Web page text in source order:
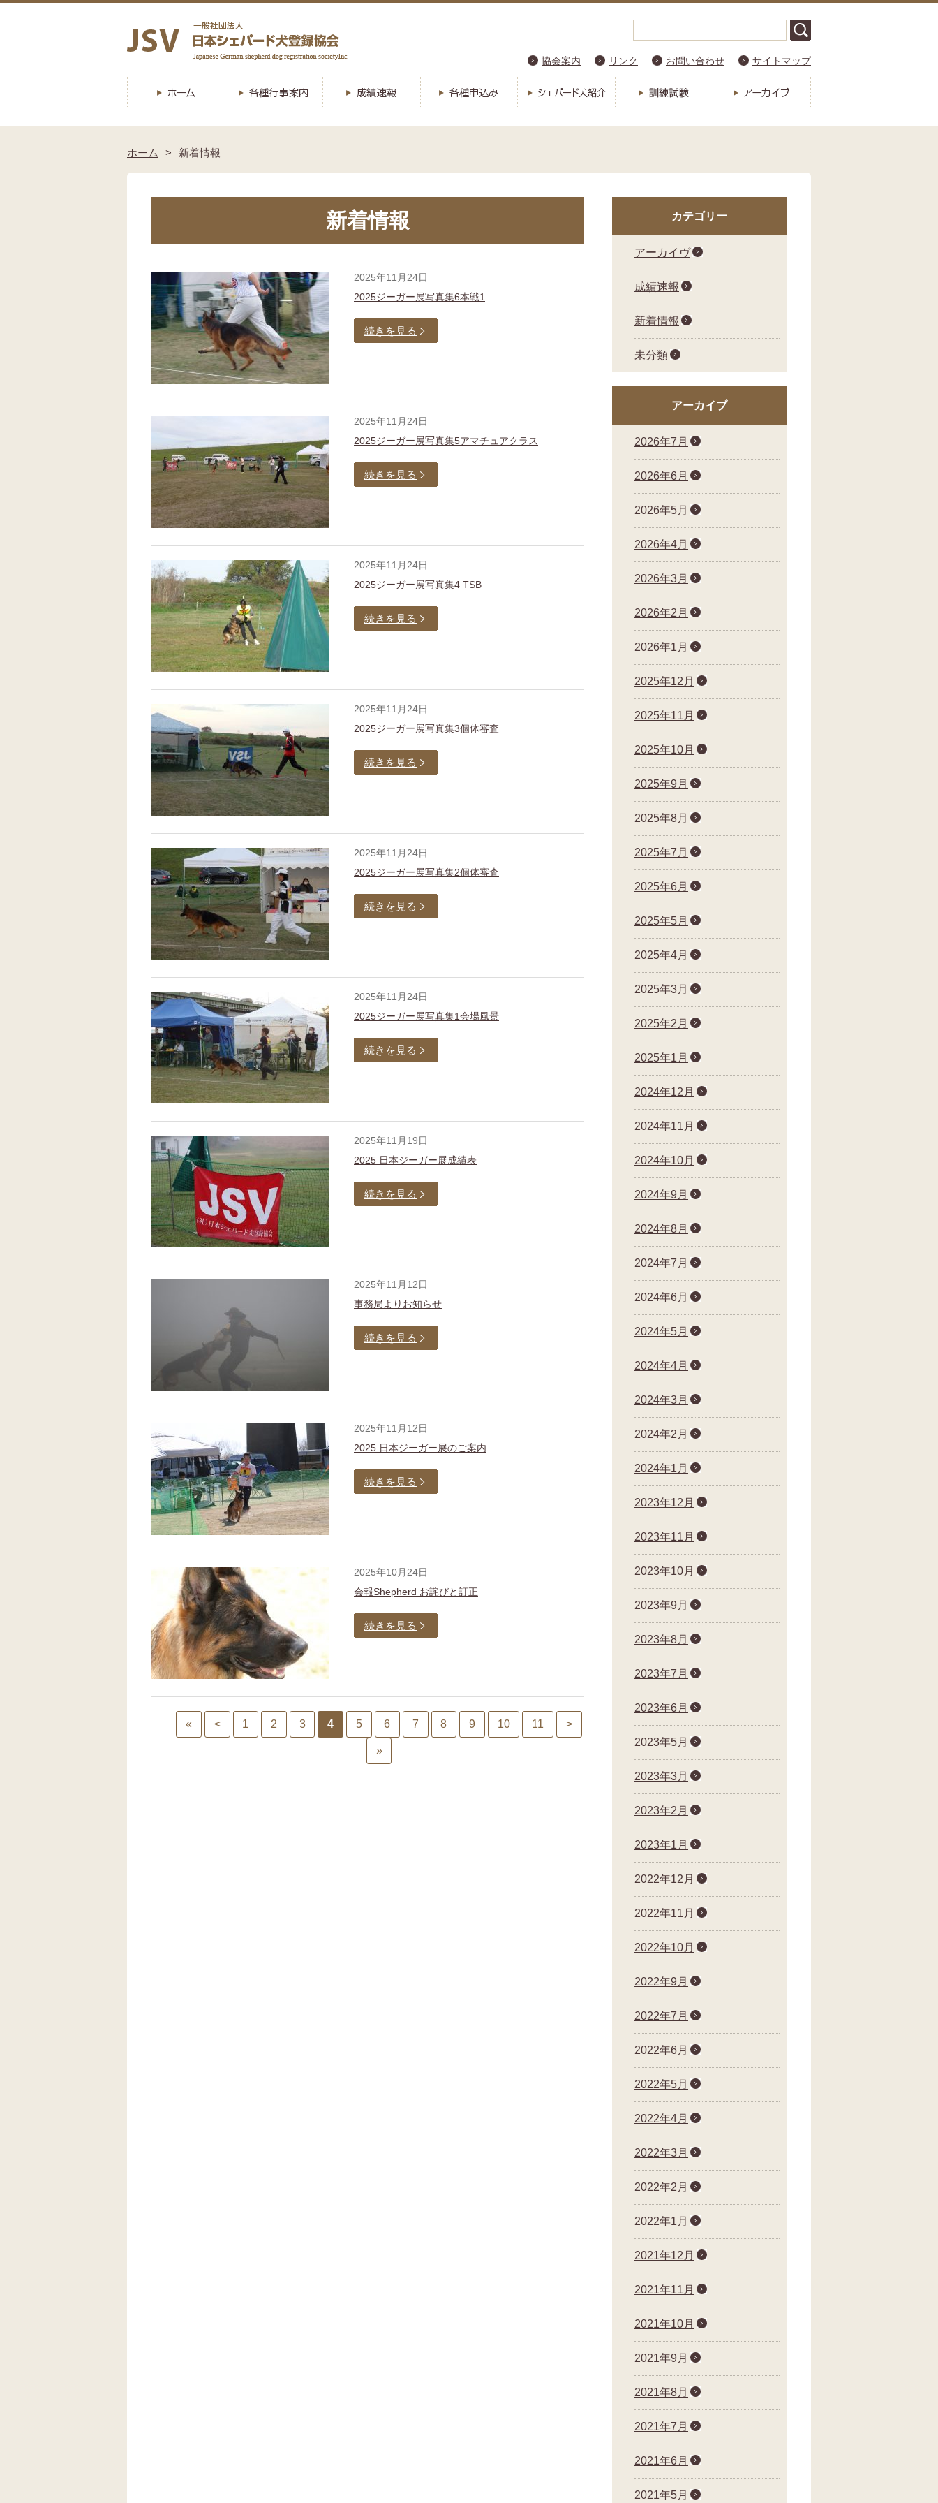
協会案内 リンク お問い合わせ サイトマップ
ホーム 新着情報
新着情報
2025年11月24日
2025ジーガー展写真集6本戦1
続きを見る
2025年11月24日
2025ジーガー展写真集5アマチュアクラス
続きを見る
2025年11月24日
2025ジーガー展写真集4 TSB
続きを見る
2025年11月24日
2025ジーガー展写真集3個体審査
続きを見る
2025年11月24日
2025ジーガー展写真集2個体審査
続きを見る
2025年11月24日
2025ジーガー展写真集1会場風景
続きを見る
2025年11月19日
2025 日本ジーガー展成績表
続きを見る
2025年11月12日
事務局よりお知らせ
続きを見る
2025年11月12日
2025 日本ジーガー展のご案内
続きを見る
2025年10月24日
会報Shepherd お詫びと訂正
続きを見る
« < 1 2 3 4 5 6 7 8 9 10 11 >
»
カテゴリー
アーカイヴ
成績速報
新着情報
未分類
アーカイブ
2026年7月
2026年6月
2026年5月
2026年4月
2026年3月
2026年2月
2026年1月
2025年12月
2025年11月
2025年10月
2025年9月
2025年8月
2025年7月
2025年6月
2025年5月
2025年4月
2025年3月
2025年2月
2025年1月
2024年12月
2024年11月
2024年10月
2024年9月
2024年8月
2024年7月
2024年6月
2024年5月
2024年4月
2024年3月
2024年2月
2024年1月
2023年12月
2023年11月
2023年10月
2023年9月
2023年8月
2023年7月
2023年6月
2023年5月
2023年3月
2023年2月
2023年1月
2022年12月
2022年11月
2022年10月
2022年9月
2022年7月
2022年6月
2022年5月
2022年4月
2022年3月
2022年2月
2022年1月
2021年12月
2021年11月
2021年10月
2021年9月
2021年8月
2021年7月
2021年6月
2021年5月